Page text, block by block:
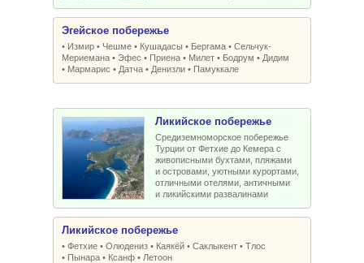
Эгейское побережье
• Измир • Чешме • Кушадасы • Бергама • Сельчук-
Мериемана • Эфес • Приена • Милет • Бодрум • Дидим
• Мармарис • Датча • Денизли • Памуккале
Ликийское побережье
Средиземноморское побережье
Турции от Фетхие до Кемера с
живописными бухтами, пляжами
и островами, уютными курортами,
отличными отелями, античными
и ликийскими развалинами
Ликийское побережье
• Фетхие • Олюдениз • Каякёй • Саклыкент • Тлос
• Пынара • Ксанф • Летоон